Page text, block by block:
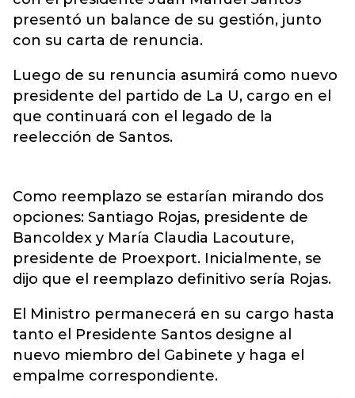
presentó un balance de su gestión, junto
con su carta de renuncia.
Luego de su renuncia asumirá como nuevo
presidente del partido de La U, cargo en el
que continuará con el legado de la
reelección de Santos.
Como reemplazo se estarían mirando dos
opciones: Santiago Rojas, presidente de
Bancoldex y María Claudia Lacouture,
presidente de Proexport. Inicialmente, se
dijo que el reemplazo definitivo sería Rojas.
El Ministro permanecerá en su cargo hasta
tanto el Presidente Santos designe al
nuevo miembro del Gabinete y haga el
empalme correspondiente.